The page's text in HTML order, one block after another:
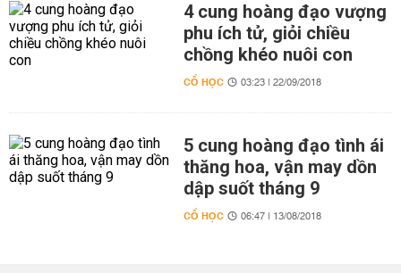
4 cung hoàng đạo vượng
phu ích tử, giỏi chiều
chồng khéo nuôi con
CỔ HỌC 03:23 | 22/09/2018
5 cung hoàng đạo tình ái
thăng hoa, vận may dồn
dập suốt tháng 9
CỔ HỌC 06:47 | 13/08/2018